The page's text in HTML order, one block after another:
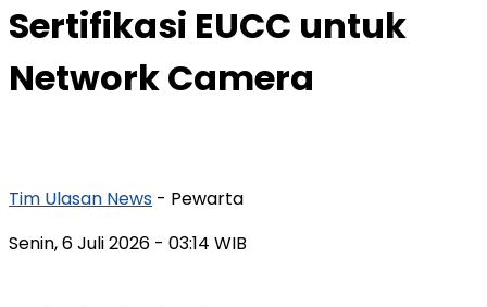
Sertifikasi EUCC untuk
Network Camera
Tim Ulasan News - Pewarta
Senin, 6 Juli 2026 - 03:14 WIB